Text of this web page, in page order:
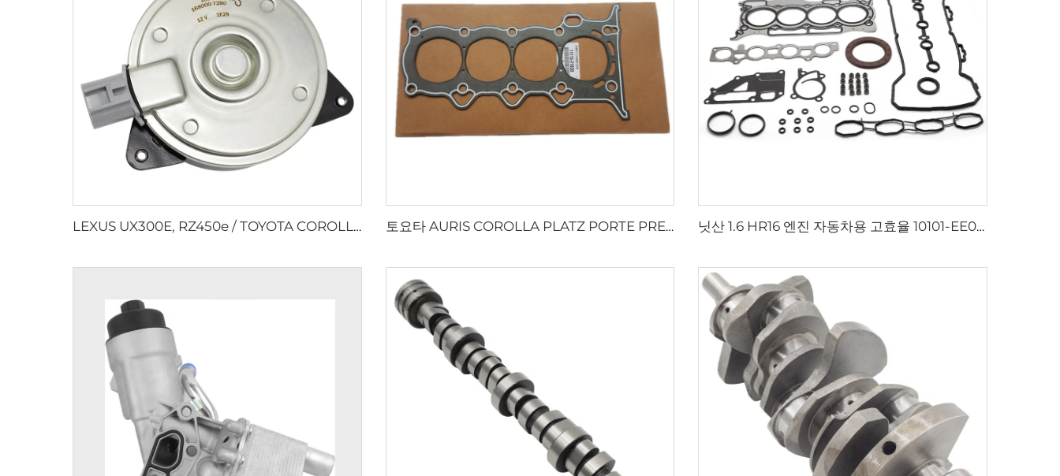
LEXUS UX300E, RZ450e / TOYOTA COROLLA, Prius, SIENTA, Vizi 전용 OEM 라디에이터 팬 12V 도매 엔진 쿨링 팬 모터 16363-28150 토요타 AURIS COROLLA PLATZ PORTE PREMIO PRIUS YARIS 1.3 1.5용 오토 엔진 부품 1NZ 2NZ 실린더 헤드 가스켓 닛산 1.6 HR16 엔진 자동차용 고효율 10101-EE027 엔진 오버홀 가스킷 키트